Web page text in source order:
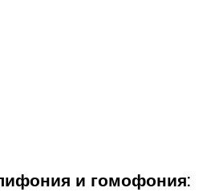
и гомофония: